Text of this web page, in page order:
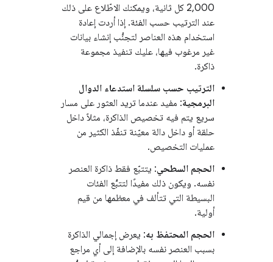
2,000 كل ثانية، ويمكنك الاطّلاع على ذلك
عند الترتيب حسب الفئة. إذا أردت إعادة
استخدام هذه العناصر لتجنُّب إنشاء بيانات
غير مرغوب فيها، عليك تنفيذ مجموعة
ذاكرة.
الترتيب حسب سلسلة استدعاء الدوال
البرمجية: مفيد عندما تريد العثور على مسار
سريع يتم فيه تخصيص الذاكرة، مثلاً داخل
حلقة أو داخل دالة معيّنة تنفّذ الكثير من
عمليات التخصيص.
الحجم السطحي: يتتبّع فقط ذاكرة العنصر
نفسه. ويكون ذلك مفيدًا لتتبُّع الفئات
البسيطة التي تتألف في معظمها من قيم
أولية.
الحجم المحتفظ به: يعرض إجمالي الذاكرة
بسبب العنصر نفسه بالإضافة إلى أي مراجع